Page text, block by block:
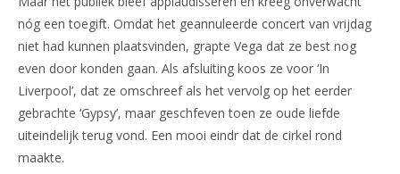
nóg een toegift. Omdat het geannuleerde concert van vrijdag
niet had kunnen plaatsvinden, grapte Vega dat ze best nog
even door konden gaan. Als afsluiting koos ze voor ‘In
Liverpool’, dat ze omschreef als het vervolg op het eerder
gebrachte ‘Gypsy’, maar geschfeven toen ze oude liefde
uiteindelijk terug vond. Een mooi eindr dat de cirkel rond
maakte.